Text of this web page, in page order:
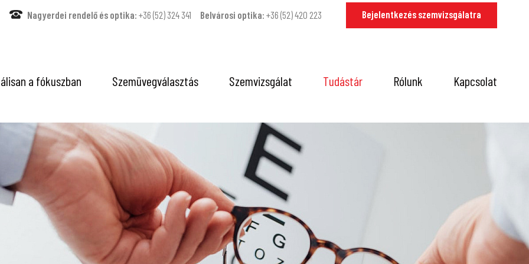
Nagyerdei rendelő és optika: +36 (52) 324 341 Belvárosi optika: +36 (52) 420 223 Bejelentkezés szemvizsgálatra
a fókuszban Szemüvegválasztás Szemvizsgálat Tudástár Rólunk Kapcsolat